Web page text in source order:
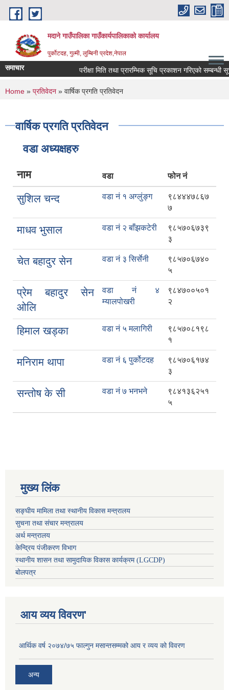
Skip to main content
मदाने गाउँपालिका गाउँकार्यपालिकाको कार्यालय
पुर्कोटदह, गुल्मी, लुम्बिनी प्रदेश,नेपाल
समाचार परीक्षा मिति तथा प्रारम्भिक सूचि प्रकाशन गरिएको सम्बन्धी
You are here
Home » प्रतिवेदन » वार्षिक प्रगति प्रतिवेदन
वार्षिक प्रगति प्रतिवेदन
वडा अध्यक्षहरु
नाम वडा फोन नं
सुशिल चन्द वडा नं १ अग्लुंङ्ग
९८४४४७८६७
७
माधव भुसाल वडा नं २ बाँझकटेरी
९८५७०६७३९
३
चेत बहादुर सेन वडा नं ३ सिर्सेनी
९८५७०६७४०
५
प्रेम बहादुर सेन
ओलि
वडा नं ४
म्यालपोखरी
९८४७००५०१
२
हिमाल खड्का वडा नं ५ मलागिरी
९८५७०८१९८
१
मनिराम थापा वडा नं ६ पुर्कोटदह
९८५७०६१७४
३
सन्तोष के सी वडा नं ७ भनभने
९८४१३६२५१
५
मुख्य लिंक
सङ्घीय मामिला तथा स्थानीय विकास मन्त्रालय
सुचना तथा संचार मन्त्रालय
अर्थ मन्त्रालय
केन्द्रिय पंजीकरण विभाग
स्थानीय शासन तथा सामुदायिक विकास कार्यक्रम (LGCDP)
बोलपत्र
आय व्यय विवरण'
आर्थिक वर्ष २०७४/७५ फाल्गुन मसान्तसम्मको आय र व्यय को विवरण
अन्य